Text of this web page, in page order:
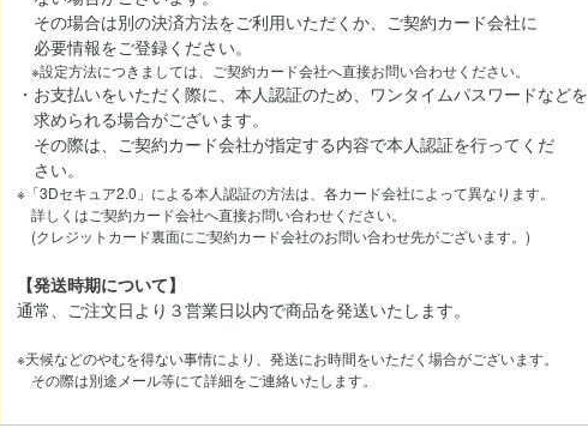
その場合は別の決済方法をご利用いただくか、ご契約カード会社に
必要情報をご登録ください。
※設定方法につきましては、ご契約カード会社へ直接お問い合わせください。
・お支払いをいただく際に、本人認証のため、ワンタイムパスワードなどを
求められる場合がございます。
その際は、ご契約カード会社が指定する内容で本人認証を行ってくだ
さい。
※「3Dセキュア2.0」による本人認証の方法は、各カード会社によって異なります。
詳しくはご契約カード会社へ直接お問い合わせください。
(クレジットカード裏面にご契約カード会社のお問い合わせ先がございます。)
【発送時期について】
通常、ご注文日より３営業日以内で商品を発送いたします。
※天候などのやむを得ない事情により、発送にお時間をいただく場合がございます。
その際は別途メール等にて詳細をご連絡いたします。